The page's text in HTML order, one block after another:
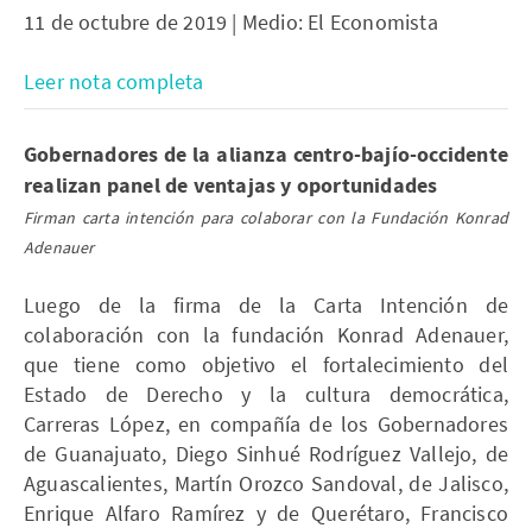
11 de octubre de 2019 | Medio: El Economista
Leer nota completa
Gobernadores de la alianza centro-bajío-occidente
realizan panel de ventajas y oportunidades
Firman carta intención para colaborar con la Fundación Konrad
Adenauer
Luego de la firma de la Carta Intención de
colaboración con la fundación Konrad Adenauer,
que tiene como objetivo el fortalecimiento del
Estado de Derecho y la cultura democrática,
Carreras López, en compañía de los Gobernadores
de Guanajuato, Diego Sinhué Rodríguez Vallejo, de
Aguascalientes, Martín Orozco Sandoval, de Jalisco,
Enrique Alfaro Ramírez y de Querétaro, Francisco